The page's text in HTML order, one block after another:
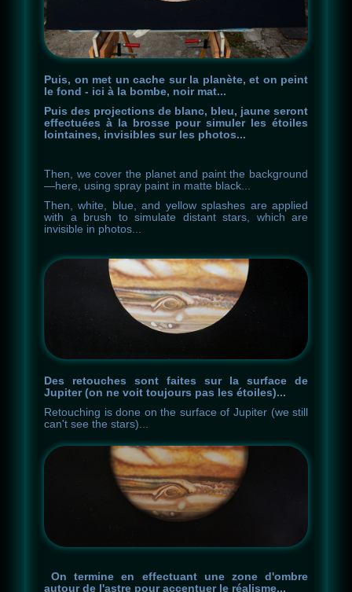
Puis, on met un cache sur la planète, et on peint
le fond - ici à la bombe, noir mat...
Puis des projections de blanc, bleu, jaune seront
effectuées à la brosse pour simuler les étoiles
lointaines, invisibles sur les photos...
Then we cover the planet and paint the background
—here using spray paint in matte black
Then
white blue and yellow splashes are applied
with
a brush to simulate distant stars which are
invisible in photos
Des retouches sont faites sur la surface de
Jupiter (on ne voit toujours pas les étoiles)...
Retouching is done on the surface of Jupiter (we still
can't see the stars)...
On termine en effectuant une zone d'ombre
autour de l'astre pour accentuer le réalisme...